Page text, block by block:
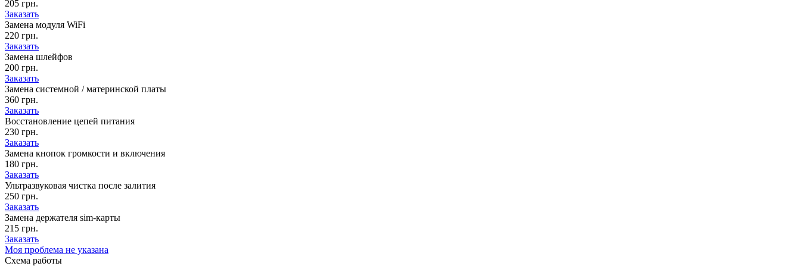
205 грн.
Заказать
Замена модуля WiFi
220 грн.
Заказать
Замена шлейфов
200 грн.
Заказать
Замена системной / материнской платы
360 грн.
Заказать
Восстановление цепей питания
230 грн.
Заказать
Замена кнопок громкости и включения
180 грн.
Заказать
Ультразвуковая чистка после залития
250 грн.
Заказать
Замена держателя sim-карты
215 грн.
Заказать
Моя проблема не указана
Схема работы